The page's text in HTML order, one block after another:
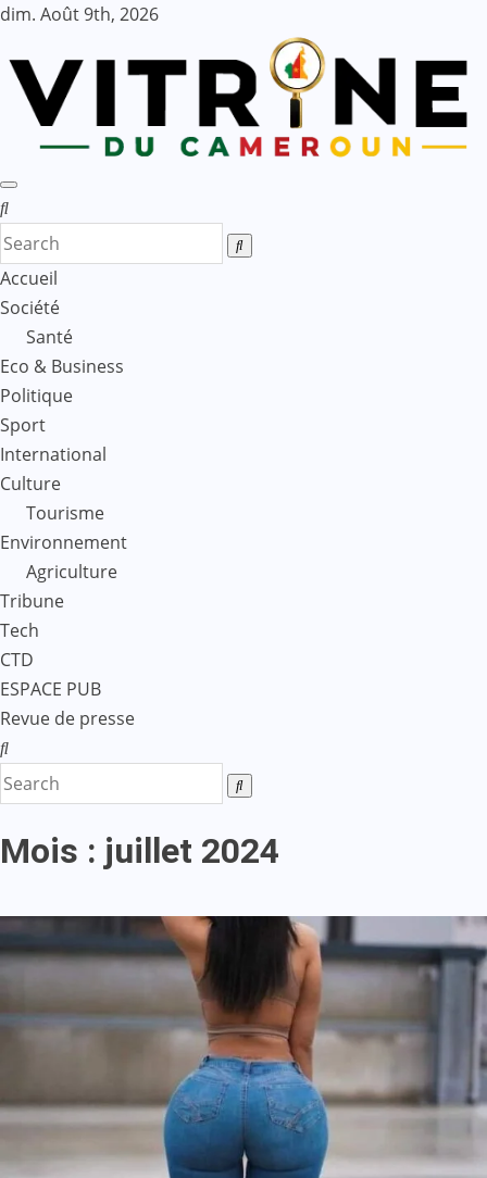
Skip
content
dim. Août 9th, 2026
Accueil
Société
Santé
Eco & Business
Politique
Sport
International
Culture
Tourisme
Environnement
Agriculture
Tribune
Tech
CTD
ESPACE PUB
Revue de presse
Mois : juillet 2024